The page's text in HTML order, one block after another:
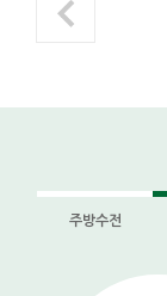
주방수전